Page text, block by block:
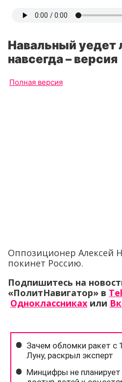
Навальный уедет
навсегда – версия
Полная версия
Оппозиционер Алексей
покинет Россию.
Подпишитесь на
«ПолитНавигатор» в
Одноклассниках или